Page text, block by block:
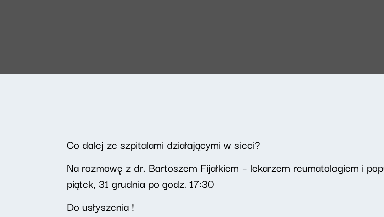
Co dalej ze szpitalami działającymi w sieci?
Na rozmowę z dr. Bartoszem Fijałkiem – lekarzem reumatologiem i
piątek, 31 grudnia po godz. 17:30
Do usłyszenia !